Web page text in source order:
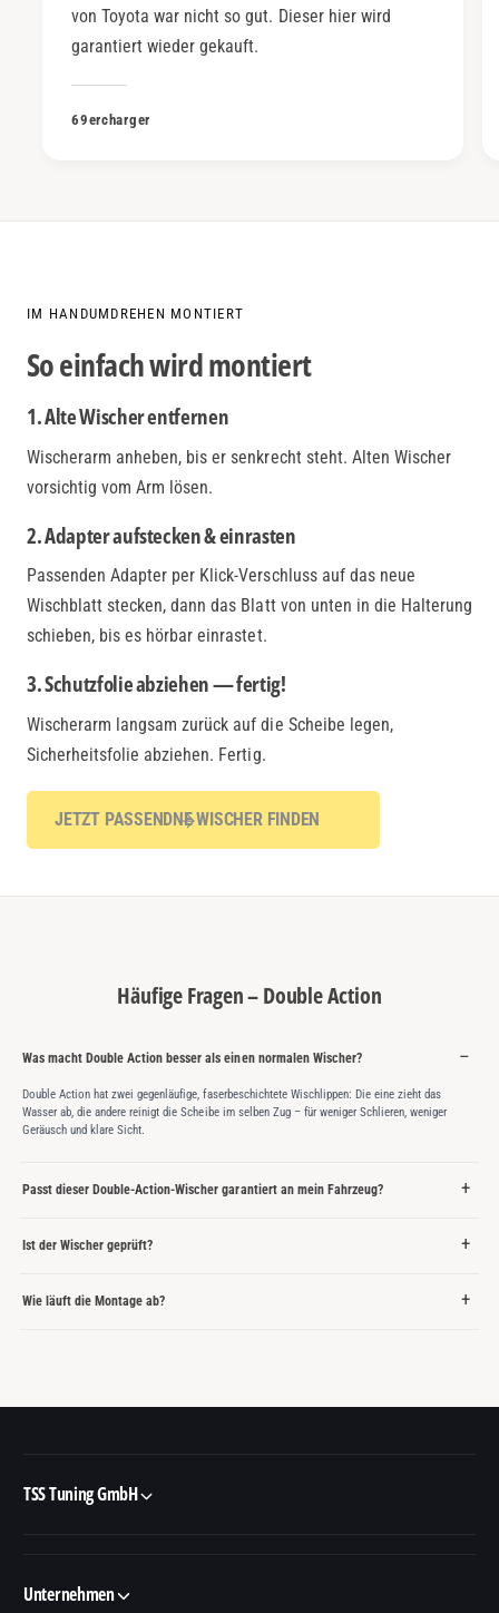
von Toyota war nicht so gut. Dieser hier wird
garantiert wieder gekauft.
69ercharger
IM HANDUMDREHEN MONTIERT
So einfach wird montiert
1. Alte Wischer entfernen
Wischerarm anheben, bis er senkrecht steht. Alten Wischer
vorsichtig vom Arm lösen.
2. Adapter aufstecken & einrasten
Passenden Adapter per Klick-Verschluss auf das neue
Wischblatt stecken, dann das Blatt von unten in die Halterung
schieben, bis es hörbar einrastet.
3. Schutzfolie abziehen — fertig!
Wischerarm langsam zurück auf die Scheibe legen,
Sicherheitsfolie abziehen. Fertig.
JETZT PASSENDNE WISCHER FINDEN
Häufige Fragen – Double Action
Was macht Double Action besser als einen normalen Wischer?
Double Action hat zwei gegenläufige, faserbeschichtete Wischlippen: Die eine zieht das
Wasser ab, die andere reinigt die Scheibe im selben Zug – für weniger Schlieren, weniger
Geräusch und klare Sicht.
Passt dieser Double-Action-Wischer garantiert an mein Fahrzeug?
Ist der Wischer geprüft?
Wie läuft die Montage ab?
TSS Tuning GmbH
Unternehmen